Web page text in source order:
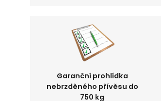
Garanční prohlídka
nebrzděného přívěsu do
750 kg